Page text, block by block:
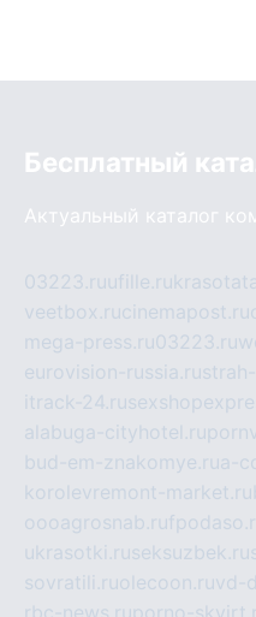
Бесплатный
Актуальный каталог
03223.ruufille.ru
veetbox.rucinemapost.ru
mega-press.ru03223.ru
eurovision-russia.ru
itrack-24.ru
alabuga-cityhotel.ru
bud-em-znakomye.rua-
korolevremont-market.ru
oooagrosnab.ru
ukrasotki.ruseksuzbek.ru
sovratili.ruolecoon.ruvd-